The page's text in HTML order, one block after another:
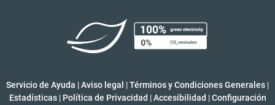
Servicio de Ayuda |Aviso legal |Términos y Condiciones Generales |
Estadísticas | Política de Privacidad | Accesibilidad | Configuración